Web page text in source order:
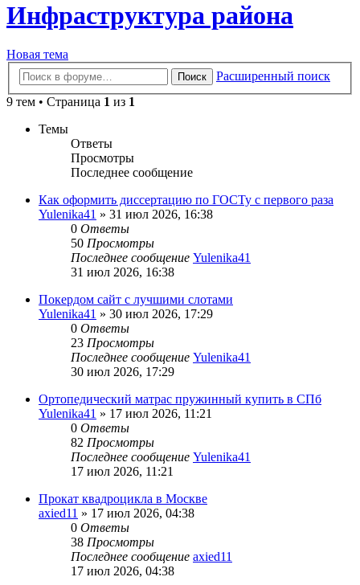
Инфраструктура района
Новая тема
Поиск
Расширенный поиск
9 тем • Страница 1 из 1
Темы
Ответы
Просмотры
Последнее сообщение
Как оформить диссертацию по ГОСТу с первого раза
Yulenika41 » 31 июл 2026, 16:38
0 Ответы
50 Просмотры
Последнее сообщение Yulenika41
31 июл 2026, 16:38
Покердом сайт с лучшими слотами
Yulenika41 » 30 июл 2026, 17:29
0 Ответы
23 Просмотры
Последнее сообщение Yulenika41
30 июл 2026, 17:29
Ортопедический матрас пружинный купить в СПб
Yulenika41 » 17 июл 2026, 11:21
0 Ответы
82 Просмотры
Последнее сообщение Yulenika41
17 июл 2026, 11:21
Прокат квадроцикла в Москве
axied11 » 17 июл 2026, 04:38
0 Ответы
38 Просмотры
Последнее сообщение axied11
17 июл 2026, 04:38